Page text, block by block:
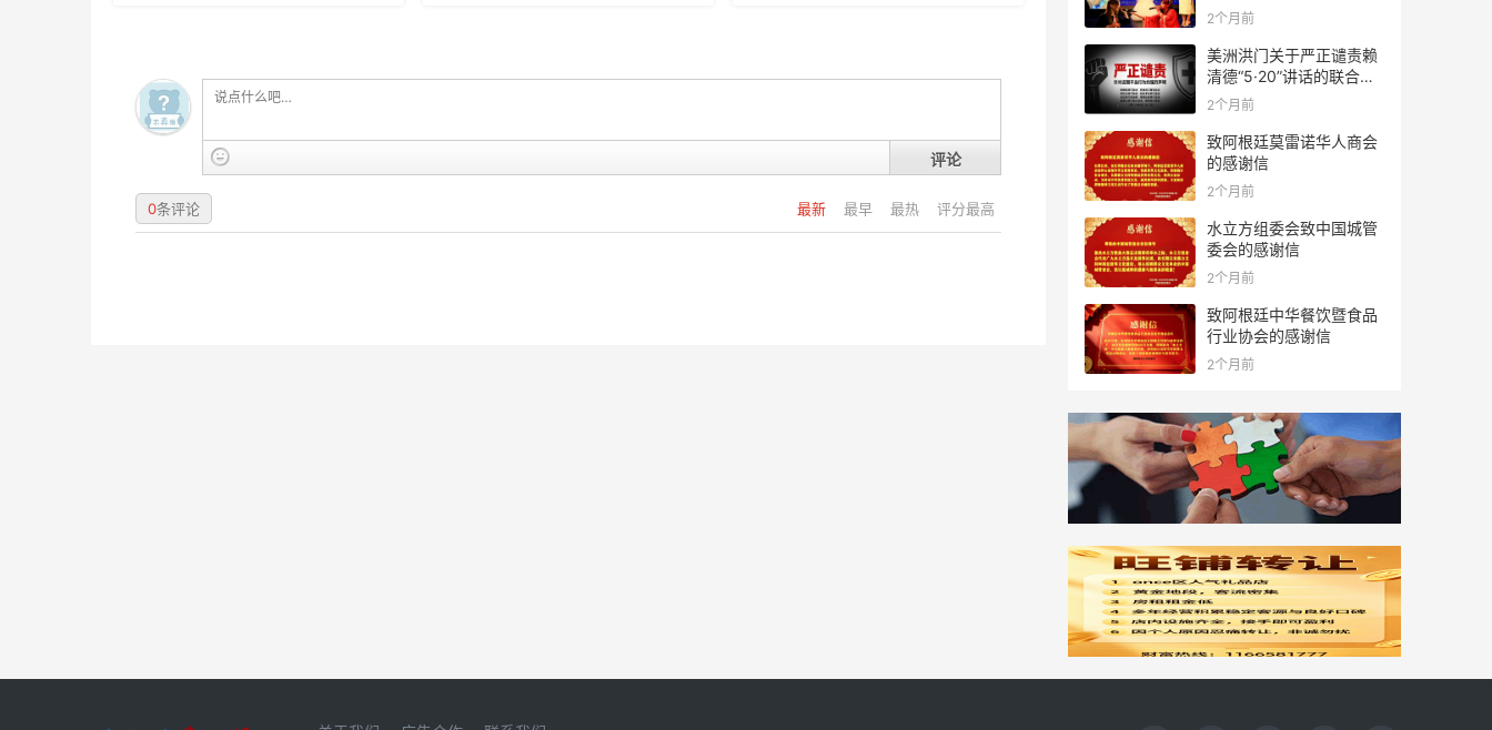
评论
最新 最早 最热 评分最高
0条评论
立方中文歌曲大赛总决赛
2个月前
美洲洪门关于严正谴责赖
清德“5·20”讲话的联合声
明
2个月前
致阿根廷莫雷诺华人商会
的感谢信
2个月前
水立方组委会致中国城管
委会的感谢信
2个月前
致阿根廷中华餐饮暨食品
行业协会的感谢信
2个月前